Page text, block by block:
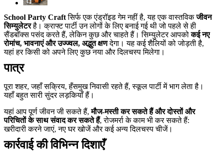
School Party Craftसिर्फ एक एंड्रॉइड गेम नहीं है, यह एक वास्तविकजीवन
सिम्युलेटरहै। क्राफ्ट पार्टी उन लोगों के लिए बनाई गई थी जो पहले से ही
सैंडबॉक्स पसंद करते हैं, लेकिन कुछ और चाहते हैं। सिम्युलेटर आपकोकई नए
रोमांच, भावनाएं और उज्ज्वल, अद्भुत क्षणदेगा। यह कई शैलियों को जोड़ती है,
यहां हर किसी को अपने लिए कुछ नया और दिलचस्प मिलेगा।
पात्र
पूरा शहर, जहाँ सक्रिय, हँसमुख निवासी रहते हैं, स्कूल पार्टी में भाग लेता है।
यहाँ बहुत सारी सुंदर लड़कियाँ हैं।
यहां आप पूर्ण जीवन जी सकते हैं,मौज-मस्ती कर सकते हैं और दोस्तों और
परिचितों के साथ संवाद कर सकते हैं, रोजमर्रा के काम भी कर सकते हैं:
खरीदारी करने जाएं, नए घर खोजें और कई अन्य दिलचस्प चीजें।
कार्रवाई की विभिन्न दिशाएँ